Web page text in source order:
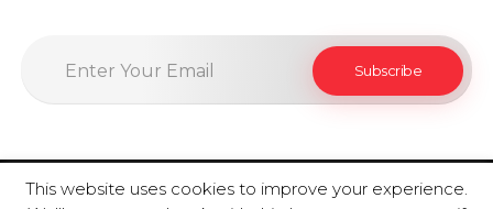
© 2020 SiamfoodConsultant - All Rights Reserved.
This website uses cookies to improve your experience.